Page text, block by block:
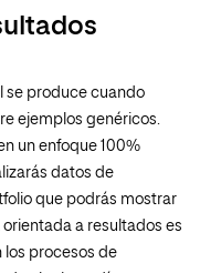
se produce cuando
ejemplos genéricos.
un enfoque 100%
datos de
que podrás mostrar
a resultados es
los procesos de